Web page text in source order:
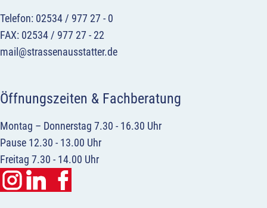
Telefon: 02534 / 977 27 - 0
FAX: 02534 / 977 27 - 22
mail@strassenausstatter.de
Öffnungszeiten & Fachberatung
Montag – Donnerstag 7.30 - 16.30 Uhr
Pause 12.30 - 13.00 Uhr
Freitag 7.30 - 14.00 Uhr